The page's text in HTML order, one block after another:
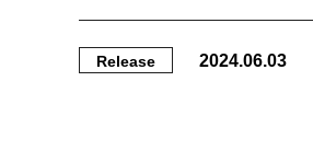
Release 2024.06.03